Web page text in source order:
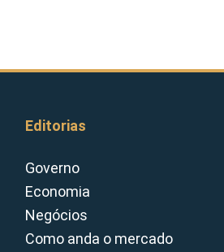
Editorias
Governo
Economia
Negócios
Como anda o mercado